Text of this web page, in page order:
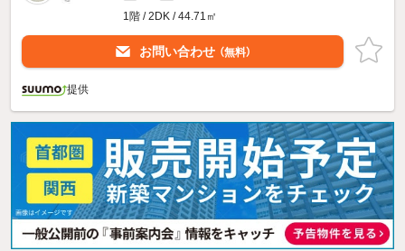
1階 / 2DK / 44.71㎡
お問い合わせ （無料）
提供